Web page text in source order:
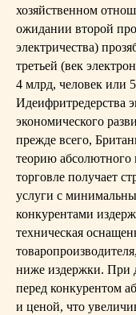
хозяйственном
ожидании второй
электричества)
третьей (век
4 млрд, человек или
Идеифритредерства
экономического
прежде всего,
теорию
торговле получает
услуги с
конкурентами
техническая
ниже издержки. При
перед конкурентом
и ценой, что